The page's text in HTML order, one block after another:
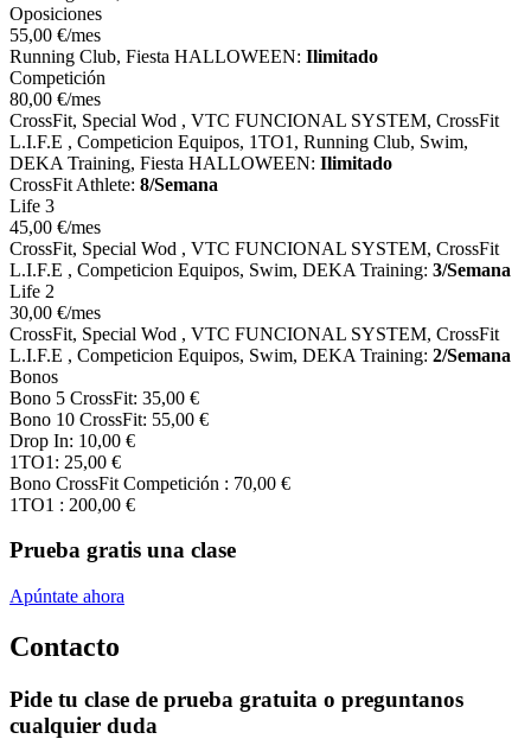
Oposiciones
55,00 €/mes
Running Club, Fiesta HALLOWEEN: Ilimitado
Competición
80,00 €/mes
CrossFit, Special Wod , VTC FUNCIONAL SYSTEM, CrossFit
L.I.F.E , Competicion Equipos, 1TO1, Running Club, Swim,
DEKA Training, Fiesta HALLOWEEN: Ilimitado
CrossFit Athlete: 8/Semana
Life 3
45,00 €/mes
CrossFit, Special Wod , VTC FUNCIONAL SYSTEM, CrossFit
L.I.F.E , Competicion Equipos, Swim, DEKA Training: 3/Semana
Life 2
30,00 €/mes
CrossFit, Special Wod , VTC FUNCIONAL SYSTEM, CrossFit
L.I.F.E , Competicion Equipos, Swim, DEKA Training: 2/Semana
Bonos
Bono 5 CrossFit: 35,00 €
Bono 10 CrossFit: 55,00 €
Drop In: 10,00 €
1TO1: 25,00 €
Bono CrossFit Competición : 70,00 €
1TO1 : 200,00 €
Prueba gratis una clase
Apúntate ahora
Contacto
Pide tu clase de prueba gratuita o preguntanos
cualquier duda